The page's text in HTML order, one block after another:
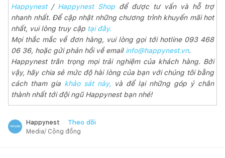
Happynest/ Happynest Shop để được tư vấn và hỗ trợ
nhanh nhất. Để cập nhật những chương trình khuyến mãi hot
nhất, vui lòng truy cập tại đây.
Mọi thắc mắc về đơn hàng, vui lòng gọi tới hotline 093 468
06 36, hoặc gửi phản hồi về email info@happynest.vn.
Happynest trân trọng mọi trải nghiệm của khách hàng. Bởi
vậy, hãy chia sẻ mức độ hài lòng của bạn với chúng tôi bằng
cách tham gia khảo sát này, và để lại những góp ý chân
thành nhất tới đội ngũ Happynest bạn nhé!
Happynest Theo dõi
Media/ Cộng đồng